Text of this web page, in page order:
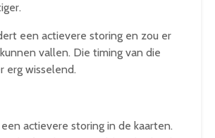
een actievere storing en zou er
vallen. Die timing van die
erg wisselend.
actievere storing in de kaarten.